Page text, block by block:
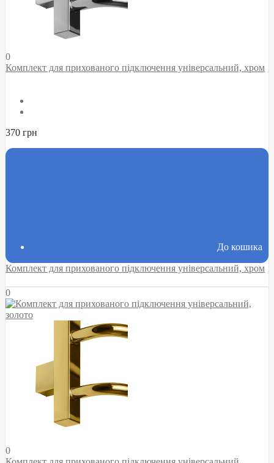
0
Комплект для прихованого підключення універсальний, хром
370 грн
До кошика
Комплект для прихованого підключення універсальний, хром
0
0